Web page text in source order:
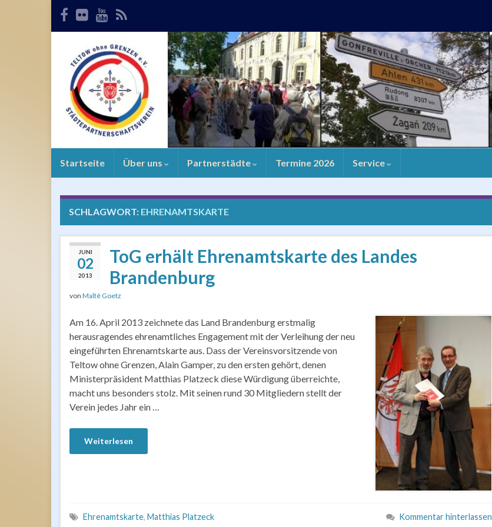
Startseite Über uns Partnerstädte Termine 2026 Service
SCHLAGWORT: EHRENAMTSKARTE
JUNI
02
2013
ToG erhält Ehrenamtskarte des Landes
Brandenburg
von Maltê Goetz
Am 16. April 2013 zeichnete das Land Brandenburg erstmalig
herausragendes ehrenamtliches Engagement mit der Verleihung der neu
eingeführten Ehrenamtskarte aus. Dass der Vereinsvorsitzende von
Teltow ohne Grenzen, Alain Gamper, zu den ersten gehört, denen
Ministerpräsident Matthias Platzeck diese Würdigung überreichte,
macht uns besonders stolz. Mit seinen rund 30 Mitgliedern stellt der
Verein jedes Jahr ein …
Weiterlesen
Ehrenamtskarte, Matthias Platzeck Kommentar hinterlassen